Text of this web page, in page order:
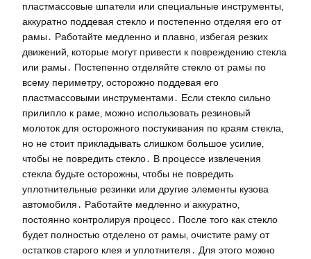
пластмассовые шпатели или специальные инструменты‚
аккуратно поддевая стекло и постепенно отделяя его от
рамы․ Работайте медленно и плавно‚ избегая резких
движений‚ которые могут привести к повреждению стекла
или рамы․ Постепенно отделяйте стекло от рамы по
всему периметру‚ осторожно поддевая его
пластмассовыми инструментами․ Если стекло сильно
прилипло к раме‚ можно использовать резиновый
молоток для осторожного постукивания по краям стекла‚
но не стоит прикладывать слишком большое усилие‚
чтобы не повредить стекло․ В процессе извлечения
стекла будьте осторожны‚ чтобы не повредить
уплотнительные резинки или другие элементы кузова
автомобиля․ Работайте медленно и аккуратно‚
постоянно контролируя процесс․ После того как стекло
будет полностью отделено от рамы‚ очистите раму от
остатков старого клея и уплотнителя․ Для этого можно